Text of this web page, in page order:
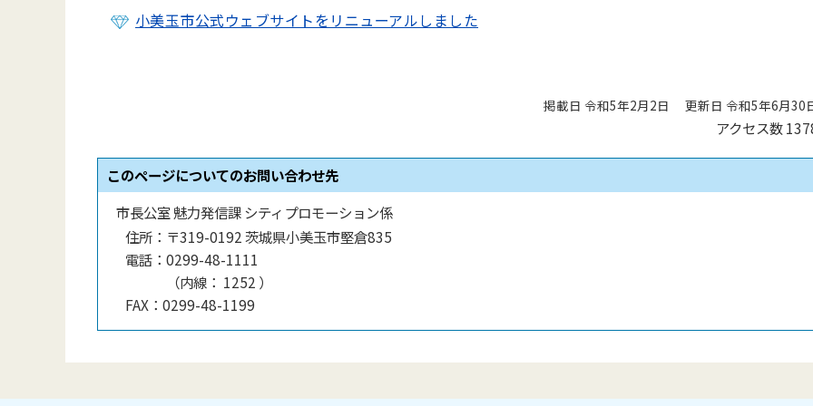
小美玉市公式ウェブサイトをリニューアルしました
掲載日 令和5年2月2日 更新日 令和5年6月30
アクセス数
このページについてのお問い合わせ先
市長公室 魅力発信課 シティプロモーション係
住所： 〒319-0192 茨城県小美玉市堅倉835
電話： 0299-48-1111
（内線 ： 1252 ）
FAX： 0299-48-1199